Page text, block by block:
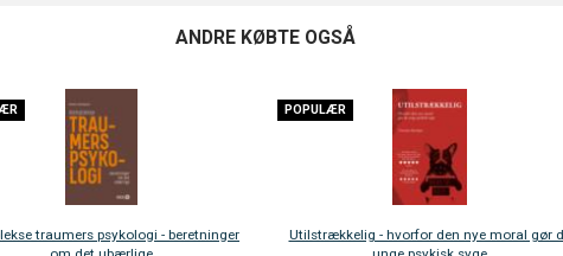
ANDRE KØBTE OGSÅ
Hannah Arendt Det ukontrollerbare